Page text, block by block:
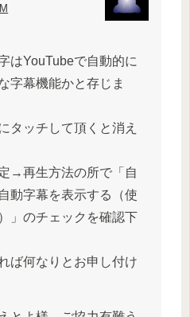
はYouTubeで自動的に
字幕機能かと存じま
タッチして頂くと消え
→再生方法の所で「自
動字幕を表示する（使
」のチェックを確認下
ば何なりとお申し付け